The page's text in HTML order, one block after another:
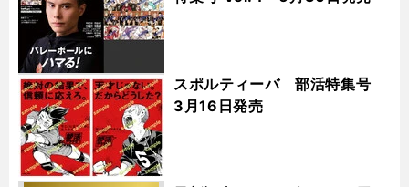
スポルティーバ 部活特集号
3月16日発売